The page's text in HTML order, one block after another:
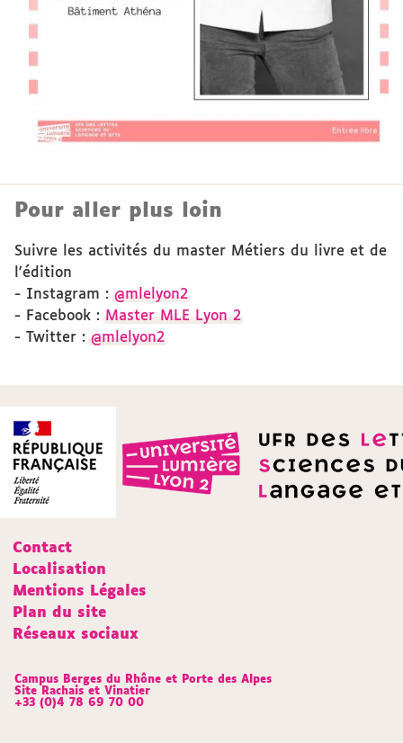
Pour aller plus loin
Suivre les activités du master Métiers du livre et de
l'édition
- Instagram : @mlelyon2
- Facebook : Master MLE Lyon 2
- Twitter : @mlelyon2
Contact
Localisation
Mentions Légales
Plan du site
Réseaux sociaux
Campus Berges du Rhône et Porte des Alpes
Site Rachais et Vinatier
+33 (0)4 78 69 70 00